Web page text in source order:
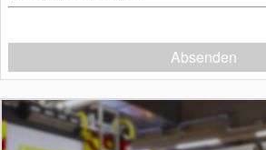
Absenden